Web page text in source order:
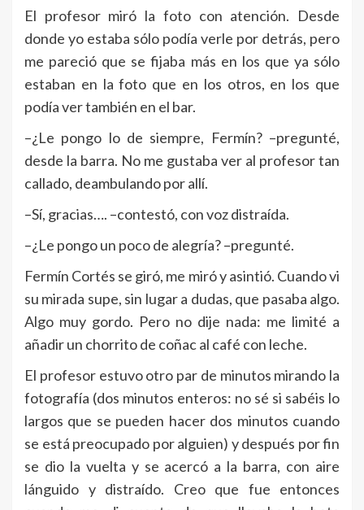
El profesor miró la foto con atención. Desde
donde yo estaba sólo podía verle por detrás, pero
me pareció que se fijaba más en los que ya sólo
estaban en la foto que en los otros, en los que
podía ver también en el bar.
–¿Le pongo lo de siempre, Fermín? –pregunté,
desde la barra. No me gustaba ver al profesor tan
callado, deambulando por allí.
–Sí, gracias…. –contestó, con voz distraída.
–¿Le pongo un poco de alegría? –pregunté.
Fermín Cortés se giró, me miró y asintió. Cuando vi
su mirada supe, sin lugar a dudas, que pasaba algo.
Algo muy gordo. Pero no dije nada: me limité a
añadir un chorrito de coñac al café con leche.
El profesor estuvo otro par de minutos mirando la
fotografía (dos minutos enteros: no sé si sabéis lo
largos que se pueden hacer dos minutos cuando
se está preocupado por alguien) y después por fin
se dio la vuelta y se acercó a la barra, con aire
lánguido y distraído. Creo que fue entonces